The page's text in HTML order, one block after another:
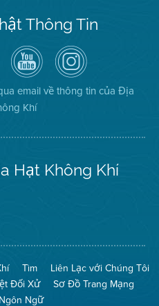
Thông Tin
Kênh
YouTube
của
Địa
Hạt
Không
Khí
Air
District
on
Instagram
email về thông tin của Địa
Khí
Hạt Không Khí
The
(Bảo
Toàn
Không
Khí)
Mạng
No
Burn
(Không
Đốt)
Tìm
Liên Lạc với Chúng Tôi
Đối Xử
Sơ Đồ Trang Mạng
Ngữ